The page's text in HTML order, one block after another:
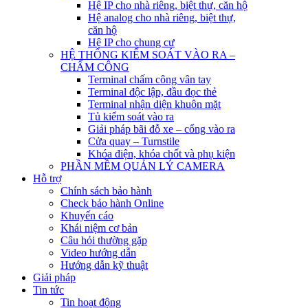
Hệ IP cho nhà riêng, biệt thự, căn hộ
Hệ analog cho nhà riêng, biệt thự,
căn hộ
Hệ IP cho chung cư
HỆ THỐNG KIỂM SOÁT VÀO RA –
CHẤM CÔNG
Terminal chấm công vân tay
Terminal độc lập, đầu đọc thẻ
Terminal nhận diện khuôn mặt
Tủ kiểm soát vào ra
Giải pháp bãi đỗ xe – cổng vào ra
Cửa quay – Turnstile
Khóa điện, khóa chốt và phụ kiện
PHẦN MỀM QUẢN LÝ CAMERA
Hỗ trợ
Chính sách bảo hành
Check bảo hành Online
Khuyến cáo
Khái niệm cơ bản
Câu hỏi thường gặp
Video hướng dẫn
Hướng dẫn kỹ thuật
Giải pháp
Tin tức
Tin hoạt động